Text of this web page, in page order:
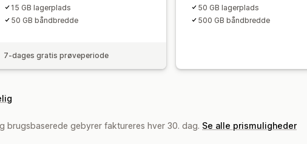
15 GB lagerplads
50 GB båndbredde
7-dages gratis prøveperiode
50 GB lagerplads
500 GB båndbredde
brugsbaserede gebyrer faktureres hver 30. dag. Se alle prismuligheder